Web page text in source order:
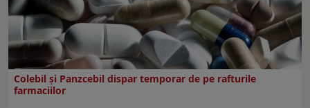
Colebil și Panzcebil dispar temporar de pe rafturile
farmaciilor